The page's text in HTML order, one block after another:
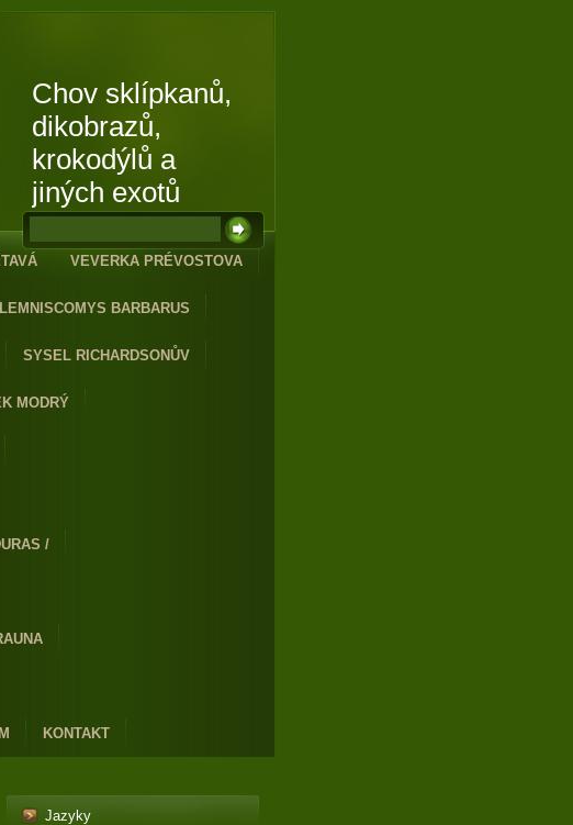
Chov sklípkanů,
dikobrazů,
krokodýlů a
jiných exotů
VEVERKA PRÉVOSTOVA
BARBARUS
SYSEL RICHARDSONŮV
MODRÝ
/
KONTAKT
Jazyky